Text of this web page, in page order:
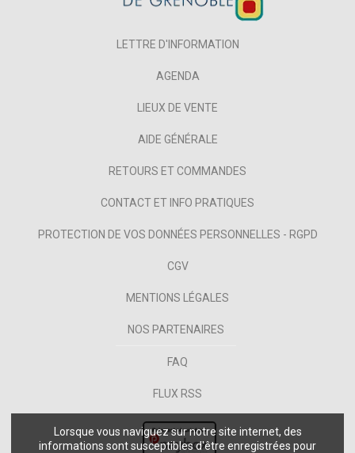
Lorsque vous naviguez sur notre site internet, des
informations sont susceptibles d'être enregistrées pour
LETTRE D'INFORMATION
AGENDA
LIEUX DE VENTE
AIDE GÉNÉRALE
RETOURS ET COMMANDES
CONTACT ET INFO PRATIQUES
PROTECTION DE VOS DONNÉES PERSONNELLES - RGPD
CGV
MENTIONS LÉGALES
NOS PARTENAIRES
FAQ
FLUX RSS